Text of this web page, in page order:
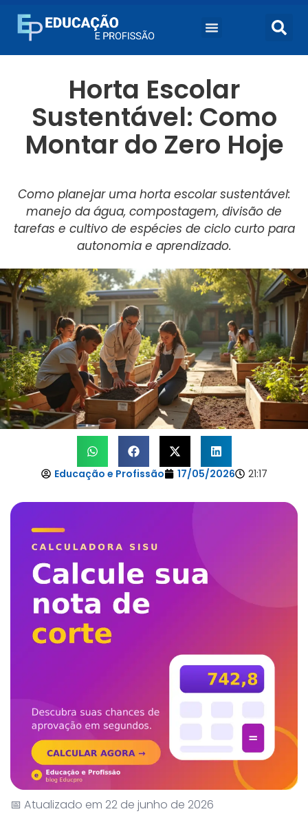
Horta Escolar
Sustentável: Como
Montar do Zero Hoje
Como planejar uma horta escolar sustentável:
manejo da água, compostagem, divisão de
tarefas e cultivo de espécies de ciclo curto para
autonomia e aprendizado.
Educação e Profissão 17/05/2026 21:17
📅 Atualizado em 22 de junho de 2026